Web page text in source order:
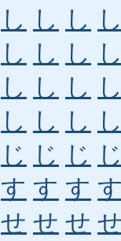
し し し
し し し
し し し
し し し
じ じ じ
す す す
せ せ せ